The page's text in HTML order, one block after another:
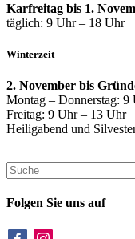
Karfreitag bis 1.
täglich: 9 Uhr – 18 Uhr
Winterzeit
2. November bis
Montag – Donnerstag:
Freitag: 9 Uhr – 13 Uhr
Heiligabend und
Folgen Sie uns auf